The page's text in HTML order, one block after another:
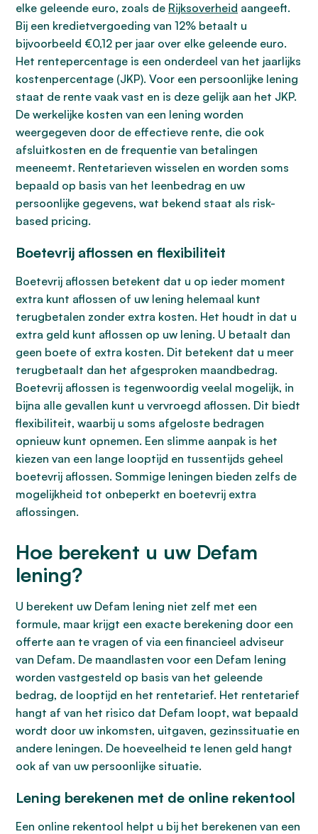
elke geleende euro, zoals de Rijksoverheid aangeeft.
Bij een kredietvergoeding van 12% betaalt u
bijvoorbeeld €0,12 per jaar over elke geleende euro.
Het rentepercentage is een onderdeel van het jaarlijks
kostenpercentage (JKP). Voor een persoonlijke lening
staat de rente vaak vast en is deze gelijk aan het JKP.
De werkelijke kosten van een lening worden
weergegeven door de effectieve rente, die ook
afsluitkosten en de frequentie van betalingen
meeneemt. Rentetarieven wisselen en worden soms
bepaald op basis van het leenbedrag en uw
persoonlijke gegevens, wat bekend staat als risk-
based pricing.
Boetevrij aflossen en flexibiliteit
Boetevrij aflossen betekent dat u op ieder moment
extra kunt aflossen of uw lening helemaal kunt
terugbetalen zonder extra kosten. Het houdt in dat u
extra geld kunt aflossen op uw lening. U betaalt dan
geen boete of extra kosten. Dit betekent dat u meer
terugbetaalt dan het afgesproken maandbedrag.
Boetevrij aflossen is tegenwoordig veelal mogelijk, in
bijna alle gevallen kunt u vervroegd aflossen. Dit biedt
flexibiliteit, waarbij u soms afgeloste bedragen
opnieuw kunt opnemen. Een slimme aanpak is het
kiezen van een lange looptijd en tussentijds geheel
boetevrij aflossen. Sommige leningen bieden zelfs de
mogelijkheid tot onbeperkt en boetevrij extra
aflossingen.
Hoe berekent u uw Defam
lening?
U berekent uw Defam lening niet zelf met een
formule, maar krijgt een exacte berekening door een
offerte aan te vragen of via een financieel adviseur
van Defam. De maandlasten voor een Defam lening
worden vastgesteld op basis van het geleende
bedrag, de looptijd en het rentetarief. Het rentetarief
hangt af van het risico dat Defam loopt, wat bepaald
wordt door uw inkomsten, uitgaven, gezinssituatie en
andere leningen. De hoeveelheid te lenen geld hangt
ook af van uw persoonlijke situatie.
Lening berekenen met de online rekentool
Een online rekentool helpt u bij het berekenen van een